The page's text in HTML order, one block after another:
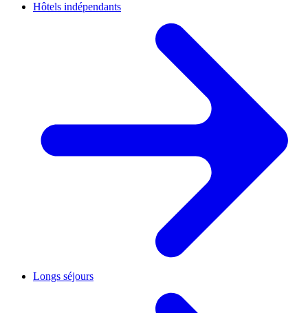
Hôtels indépendants
Longs séjours